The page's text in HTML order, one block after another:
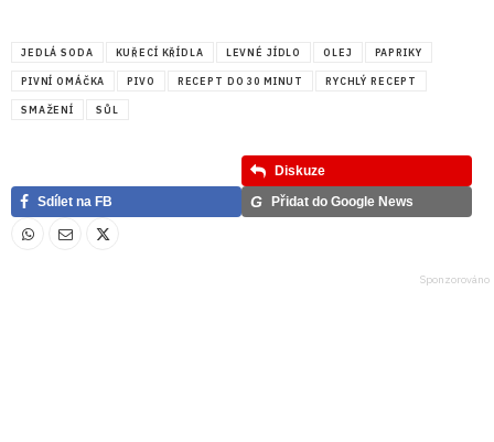
JEDLÁ SODA KUŘECÍ KŘÍDLA LEVNÉ JÍDLO OLEJ PAPRIKY
PIVNÍ OMÁČKA PIVO RECEPT DO 30 MINUT RYCHLÝ RECEPT
SMAŽENÍ SŮL
Diskuze
Sdílet na FB
G Přidat do Google News